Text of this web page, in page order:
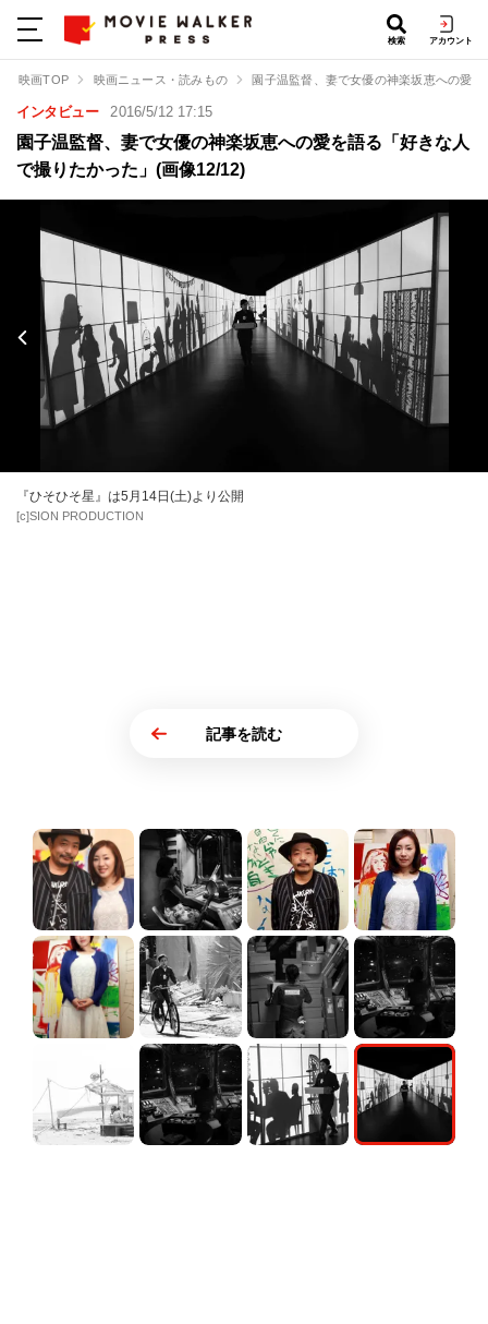
検索 アカウント
映画TOP 映画ニュース・読みもの 園子温監督、妻で女優の神楽坂恵への愛
インタビュー 2016/5/12 17:15
園子温監督、妻で女優の神楽坂恵への愛を語る「好きな人
で撮りたかった」(画像12/12)
『ひそひそ星』は5月14日(土)より公開
[c]SION PRODUCTION
記事を読む